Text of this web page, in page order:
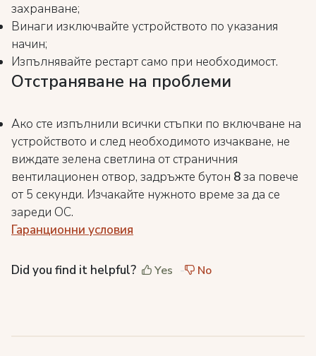
захранване;
Винаги изключвайте устройството по указания
начин;
Изпълнявайте рестарт само при необходимост.
Отстраняване на проблеми
Ако сте изпълнили всички стъпки по включване на
устройството и след необходимото изчакване, не
виждате зелена светлина от страничния
вентилационен отвор, задръжте бутон 8за повече
от 5 секунди. Изчакайте нужното време за да се
зареди ОС.
Гаранционни условия
Did you find it helpful? Yes No